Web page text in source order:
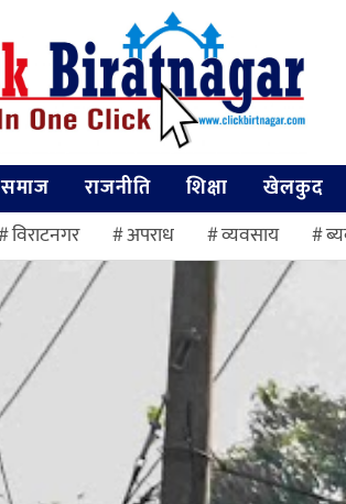
समाज राजनीति शिक्षा खेलकुद
विराटनगर अपराध व्यवसाय